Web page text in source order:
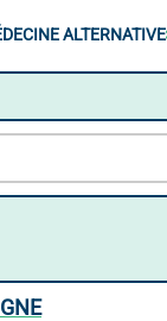
ALTERNATIVE